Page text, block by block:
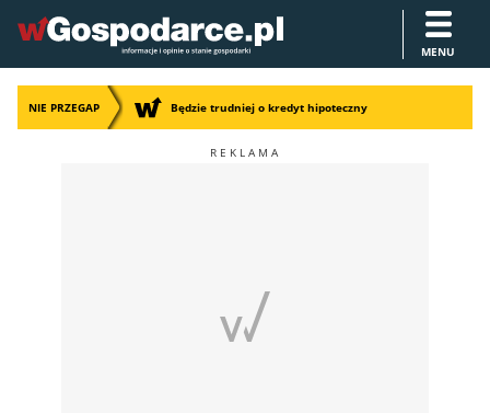
MENU
NIE PRZEGAP Będzie trudniej o kredyt hipoteczny